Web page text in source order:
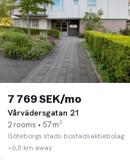
7 769 SEK/mo
Vårvädersgatan 21
2 rooms • 57 m²
Göteborgs stads bostadsaktiebolag
~6,0 km away